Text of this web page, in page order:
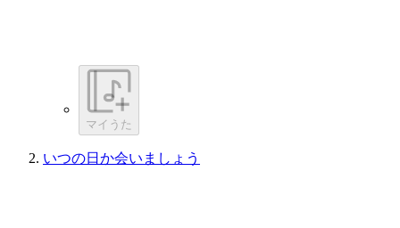
マイうた
いつの日か会いましょう